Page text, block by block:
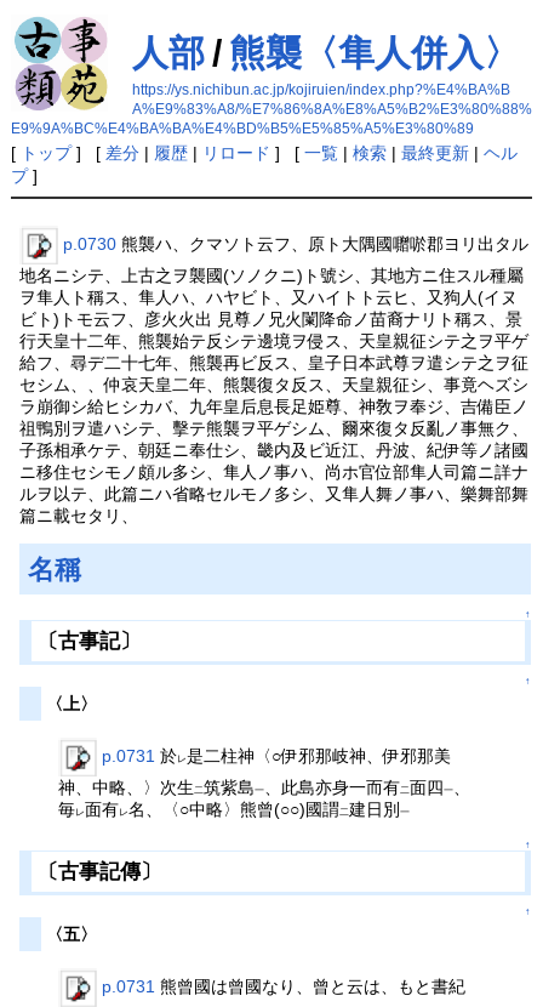
人部/ 熊襲〈隼人併入〉
https://ys.nichibun.ac.jp/kojiruien/index.php?%E4%BA%B
A%E9%83%A8/%E7%86%8A%E8%A5%B2%E3%80%88%
E9%9A%BC%E4%BA%BA%E4%BD%B5%E5%85%A5%E3%80%89
[ トップ] [ 差分| 履歴| リロード ] [ 一覧| 検索| 最終更新| ヘル
プ]
p.0730 熊襲ハ、クマソト云フ、原ト大隅國囎唹郡ヨリ出タル
地名ニシテ、上古之ヲ襲國(ソノクニ)ト號シ、其地方ニ住スル種屬
ヲ隼人ト稱ス、隼人ハ、ハヤビト、又ハイトト云ヒ、又狗人(イヌ
ビト)トモ云フ、彦火火出 見尊ノ兄火闌降命ノ苗裔ナリト稱ス、景
行天皇十二年、熊襲始テ反シテ邊境ヲ侵ス、天皇親征シテ之ヲ平ゲ
給フ、尋デ二十七年、熊襲再ビ反ス、皇子日本武尊ヲ遣シテ之ヲ征
セシム、、仲哀天皇二年、熊襲復タ反ス、天皇親征シ、事竟ヘズシ
ラ崩御シ給ヒシカバ、九年皇后息長足姫尊、神敎ヲ奉ジ、吉備臣ノ
祖鴨別ヲ遣ハシテ、擊テ熊襲ヲ平ゲシム、爾來復タ反亂ノ事無ク、
子孫相承ケテ、朝廷ニ奉仕シ、畿内及ビ近江、丹波、紀伊等ノ諸國
ニ移住セシモノ頗ル多シ、隼人ノ事ハ、尚ホ官位部隼人司篇ニ詳ナ
ルヲ以テ、此篇ニハ省略セルモノ多シ、又隼人舞ノ事ハ、樂舞部舞
篇ニ載セタリ、
名稱
↑
〔古事記〕
↑
〈上〉
p.0731 於レ是二柱神〈○伊邪那岐神、伊邪那美
神、中略、〉次生二筑紫島一、此島亦身一而有二面四一、
毎レ面有レ名、〈○中略〉熊曾(○○)國謂二建日別一
↑
〔古事記傳〕
↑
〈五〉
p.0731 熊曾國は曾國なり、曾と云は、もと書紀